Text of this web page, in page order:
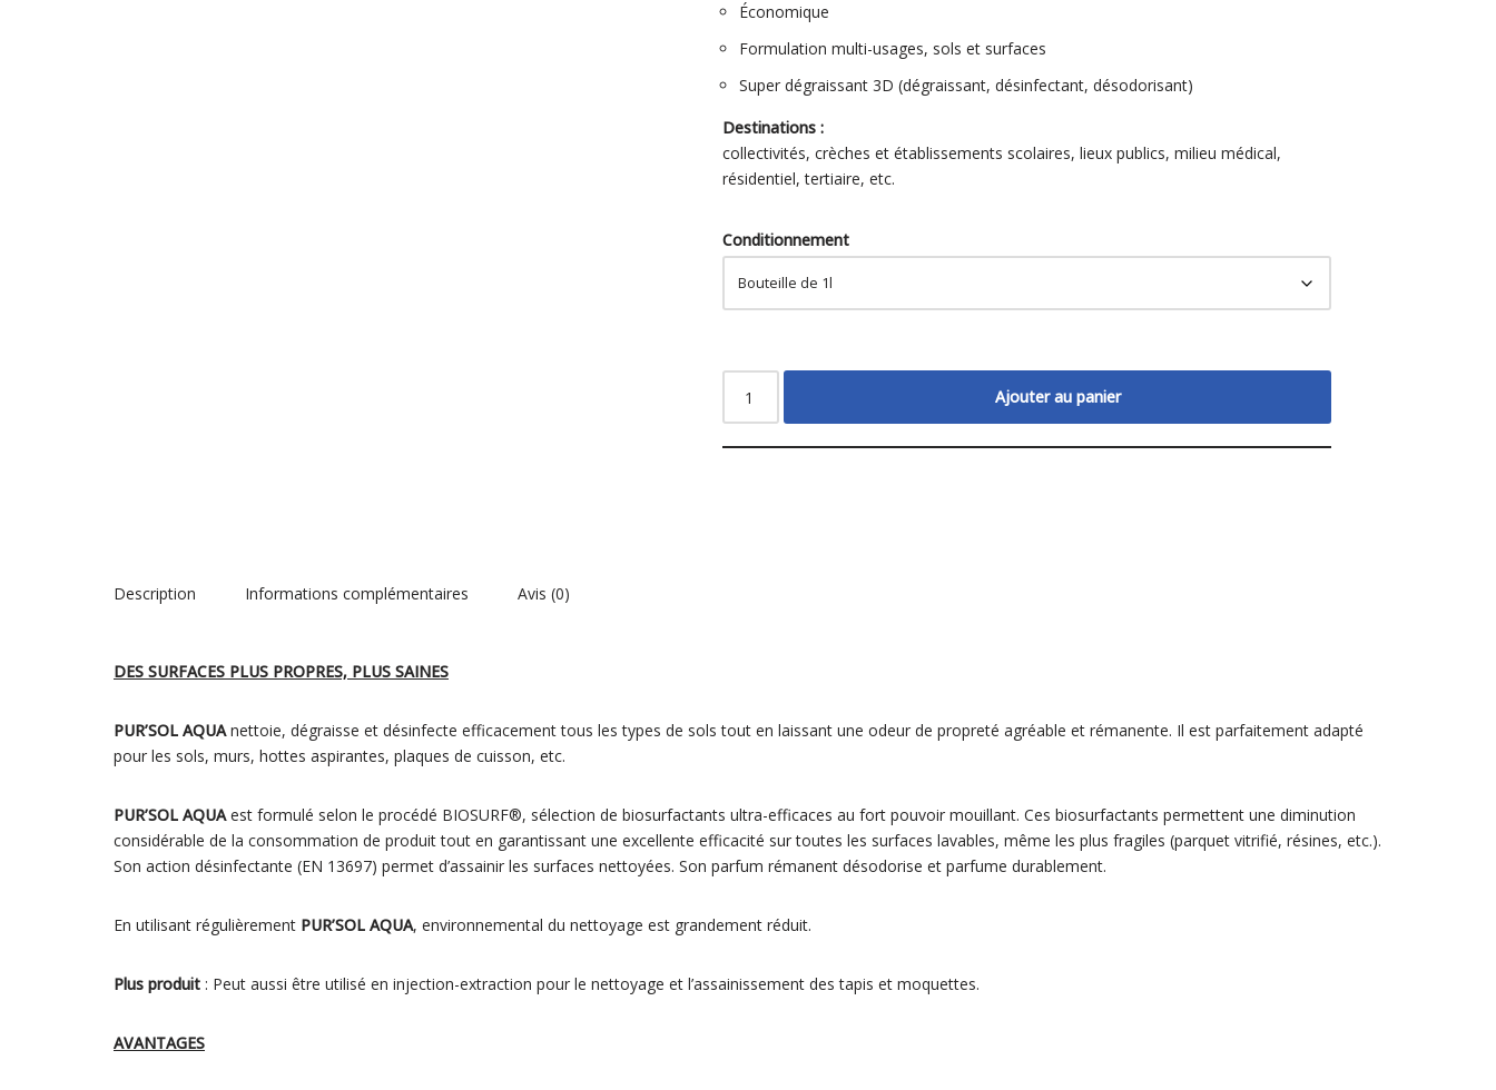
Économique
Formulation multi-usages, sols et surfaces
Super dégraissant 3D (dégraissant, désinfectant, désodorisant)
Destinations :
collectivités, crèches et établissements scolaires, lieux publics, milieu médical,
résidentiel, tertiaire, etc.
Conditionnement
Ajouter au panier
Description Informations complémentaires Avis (0)
DES SURFACES PLUS PROPRES, PLUS SAINES
PUR’SOL AQUAnettoie, dégraisse et désinfecte efficacement tous les types de sols tout en laissant une odeur de propreté agréable et rémanente. Il est parfaitement adapté
pour les sols, murs, hottes aspirantes, plaques de cuisson, etc.
PUR’SOL AQUAest formulé selon le procédé BIOSURF®, sélection de biosurfactants ultra-efficaces au fort pouvoir mouillant. Ces biosurfactants permettent une diminution
considérable de la consommation de produit tout en garantissant une excellente efficacité sur toutes les surfaces lavables, même les plus fragiles (parquet vitrifié, résines, etc.).
Son action désinfectante (EN 13697) permet d’assainir les surfaces nettoyées. Son parfum rémanent désodorise et parfume durablement.
En utilisant régulièrement PUR’SOL AQUA, environnemental du nettoyage est grandement réduit.
Plus produit : Peut aussi être utilisé en injection-extraction pour le nettoyage et l’assainissement des tapis et moquettes.
AVANTAGES